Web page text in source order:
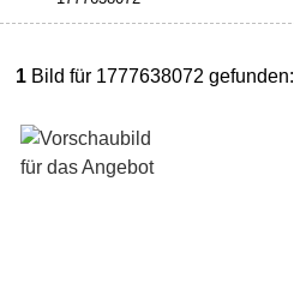
1 Bild für 1777638072 gefunden: